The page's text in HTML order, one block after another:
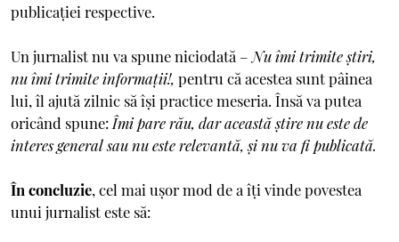
publicației respective.
Un jurnalist nu va spune niciodată – Nu îmi trimite știri,
nu îmi trimite informații!, pentru că acestea sunt pâinea
lui, îl ajută zilnic să își practice meseria. Însă va putea
oricând spune: Îmi pare rău, dar această știre nu este de
interes general sau nu este relevantă, și nu va fi publicată.
În concluzie, cel mai ușor mod de a îți vinde povestea
unui jurnalist este să: